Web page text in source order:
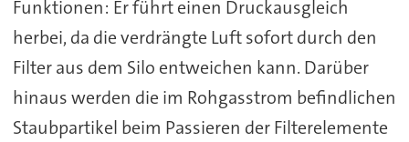
Funktionen: Er führt einen Druckausgleich
herbei, da die verdrängte Luft sofort durch den
Filter aus dem Silo entweichen kann. Darüber
hinaus werden die im Rohgasstrom befindlichen
Staubpartikel beim Passieren der Filterelemente